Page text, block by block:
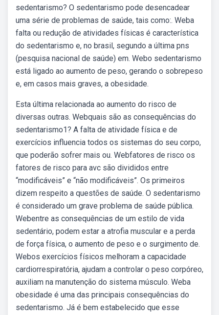
sedentarismo? O sedentarismo pode desencadear
uma série de problemas de saúde, tais como:. Weba
falta ou redução de atividades físicas é característica
do sedentarismo e, no brasil, segundo a última pns
(pesquisa nacional de saúde) em. Webo sedentarismo
está ligado ao aumento de peso, gerando o sobrepeso
e, em casos mais graves, a obesidade.
Esta última relacionada ao aumento do risco de
diversas outras. Webquais são as consequências do
sedentarismo1? A falta de atividade física e de
exercícios influencia todos os sistemas do seu corpo,
que poderão sofrer mais ou. Webfatores de risco os
fatores de risco para avc são divididos entre
“modificáveis” e “não modificáveis”. Os primeiros
dizem respeito a questões de saúde. O sedentarismo
é considerado um grave problema de saúde pública.
Webentre as consequências de um estilo de vida
sedentário, podem estar a atrofia muscular e a perda
de força física, o aumento de peso e o surgimento de.
Webos exercícios físicos melhoram a capacidade
cardiorrespiratória, ajudam a controlar o peso corpóreo,
auxiliam na manutenção do sistema músculo. Weba
obesidade é uma das principais consequências do
sedentarismo. Já é bem estabelecido que esse